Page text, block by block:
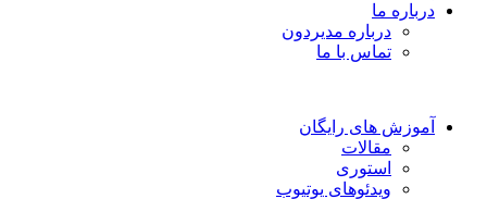
درباره ما
درباره مدیردون
تماس با ما
آموزش های رایگان
مقالات
استوری
ویدئوهای یوتیوب